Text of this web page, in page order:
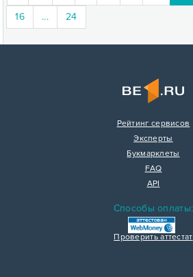
16
... 24
Рейтинг сервисов
Эксперты
Букмарклеты
FAQ
API
Способы оплаты:
Проверить аттестат